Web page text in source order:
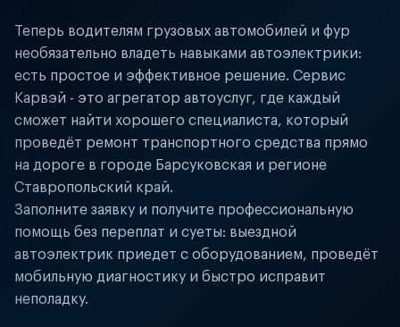
Теперь водителям грузовых автомобилей и фур
необязательно владеть навыками автоэлектрики:
есть простое и эффективное решение. Сервис
Карвэй - это агрегатор автоуслуг, где каждый
сможет найти хорошего специалиста, который
проведёт ремонт транспортного средства прямо
на дороге в городе Барсуковская и регионе
Ставропольский край.
Заполните заявку и получите профессиональную
помощь без переплат и суеты: выездной
автоэлектрик приедет с оборудованием, проведёт
мобильную диагностику и быстро исправит
неполадку.